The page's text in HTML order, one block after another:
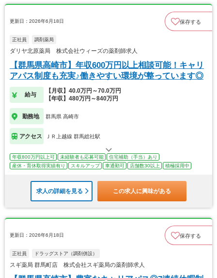
更新日：2026年6月18日 保存する
正社員 調剤薬局
ダリヤ北原薬局 株式会社ウィーズの薬剤師求人
【群馬県高崎市】年収600万円以上相談可能！キャリ
アパス制度も充実♪働きやすい環境が整っています◎
給与
【月収】40.0万円～70.0万円
【年収】480万円～840万円
勤務地 群馬県 高崎市
アクセス ＪＲ上越線 群馬総社駅
年収800万円以上可 未経験者も応募可能
住宅補助（手当）あり
産休・育休取得実績有り
スキルアップ 車通勤可 店舗数30以上 積極採用中
求人の詳細を見る この求人に興味がある
更新日：2026年6月18日 保存する
正社員 ドラッグストア（調剤併設）
スギ薬局 群馬町店 株式会社スギ薬局の薬剤師求人